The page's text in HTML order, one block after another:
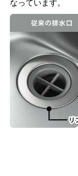
なっています。